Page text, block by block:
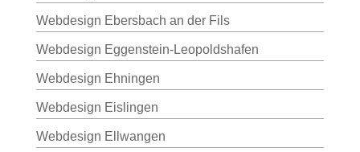
Webdesign Ebersbach an der Fils
Webdesign Eggenstein-Leopoldshafen
Webdesign Ehningen
Webdesign Eislingen
Webdesign Ellwangen